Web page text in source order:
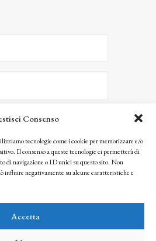
Consenso
tecnologie come i cookie per memorizzare e/o
Il consenso a queste tecnologie ci permetterà di
di navigazione o ID unici su questo sito. Non
influire negativamente su alcune caratteristiche e
Accetta
ISCRIVITI
che le tue informazioni saranno trattate
dei diritti e dell’Istituto Matteucci